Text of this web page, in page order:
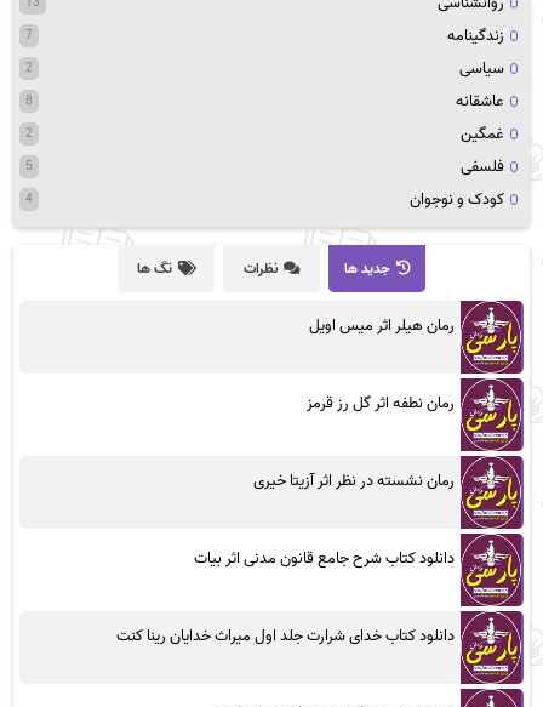
زندگینامه 7
سیاسی 2
عاشقانه 8
غمگین 2
فلسفی 5
کودک و نوجوان 4
جدید ها نظرات تگ ها
رمان هیلر اثر میس اویل
رمان نطفه اثر گل رز قرمز
رمان نشسته در نظر اثر آزیتا خیری
دانلود کتاب شرح جامع قانون مدنی اثر بیات
دانلود کتاب خدای شرارت جلد اول میراث خدایان رینا کنت